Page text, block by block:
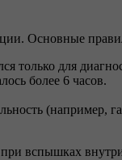
Основные
только для
более 6 часов.
(например,
вспышках